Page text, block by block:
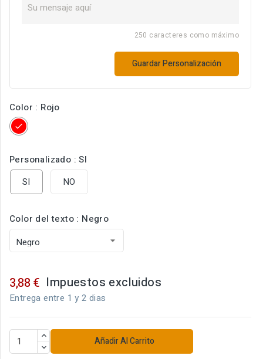
250 caracteres como máximo
Guardar Personalización
Color : Rojo
Rojo
Personalizado : SI
SI
NO
Color del texto : Negro
3,88 € Impuestos excluidos
Entrega entre 1 y 2 dias
Añadir Al Carrito